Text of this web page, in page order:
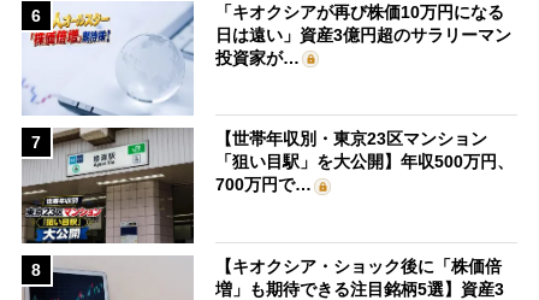
6
「キオクシアが再び株価10万円になる
日は遠い」資産3億円超のサラリーマン
投資家が…
7
【世帯年収別・東京23区マンション
「狙い目駅」を大公開】年収500万円、
700万円で…
8
【キオクシア・ショック後に「株価倍
増」も期待できる注目銘柄5選】資産3